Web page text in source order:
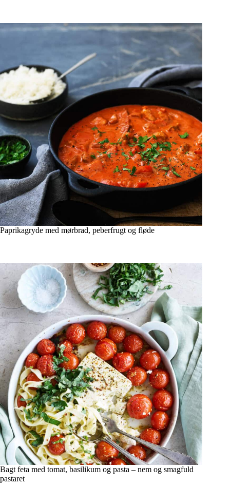
Paprikagryde med mørbrad, peberfrugt og fløde
Bagt feta med tomat, basilikum og pasta – nem og smagfuld
pastaret